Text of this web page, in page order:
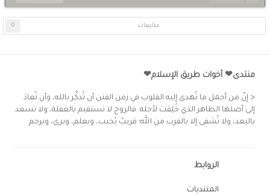
متابعات 0
منتدى❤ أخوات طريق الإسلام❤
< إنّ من أجمل ما تُهدى إليه القلوب في زمن الفتن أن تُذكَّر بالله، وأن تُعادَ
إلى أصلها الطاهر الذي خُلِقت لأجله. فالروح لا تستقيم بالغفلة، ولا تسعد
بالبعد، ولا تُشفى إلا بالقرب من الله؛ قريبٌ يُجيب، ويعلم، ويرى، ويرحم
الروابط
المنتديات